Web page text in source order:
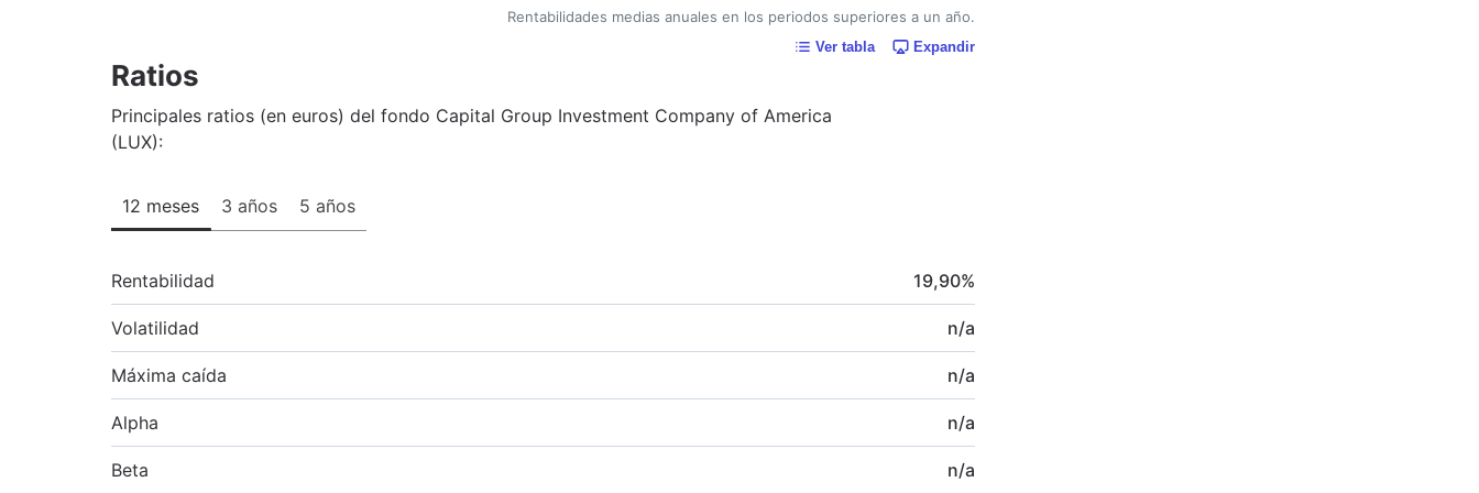
Rentabilidades medias anuales en los periodos superiores a un año.
Ver tabla Expandir
Ratios
Principales ratios (en euros) del fondo Capital Group Investment Company of America
(LUX):
12 meses 3 años 5 años
Rentabilidad 19,90%
Volatilidad n/a
Máxima caída n/a
Alpha n/a
Beta n/a